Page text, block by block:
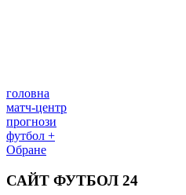
Редакція
сайтуКонтакти
політикаСтруктура власності
Соціальні мережі
facebook xyoutubeinstagram